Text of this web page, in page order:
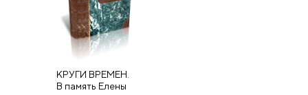
КРУГИ ВРЕМЕН.
В память Елены